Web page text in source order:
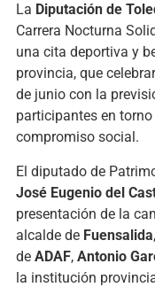
La Diputación de
Carrera Nocturna
una cita deportiva y
provincia, que
de junio con la
participantes en
compromiso social.
El diputado de
José Eugenio del
presentación de la
alcalde de Fuensalida,
de ADAF, Antonio
la institución